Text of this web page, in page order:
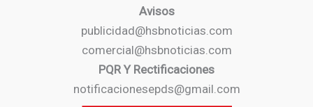
Avisos
publicidad@hsbnoticias.com
comercial@hsbnoticias.com
PQR Y Rectificaciones
notificacionesepds@gmail.com